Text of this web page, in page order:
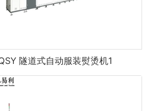
隧道式自动服装熨烫机1